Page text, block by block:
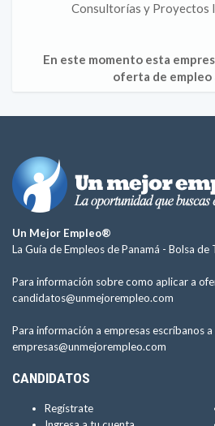
Consultorías y Proyectos
En este momento esta
oferta de empleo
Un Mejor Empleo®
La Guía de Empleos de Panamá - Bolsa de
Para información sobre como aplicar a
candidatos@unmejorempleo.com
Para información a empresas escríbanos a
empresas@unmejorempleo.com
CANDIDATOS
Regístrate